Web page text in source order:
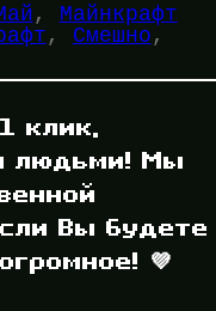
, Майнкрафт
, Смешно
клик,
людьми! Мы
Вы будете
💜